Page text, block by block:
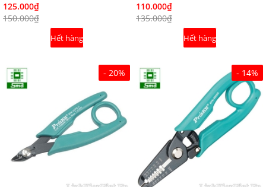
125.000₫
150.000₫
Hết hàng
110.000₫
135.000₫
Hết hàng
- 20% - 14%